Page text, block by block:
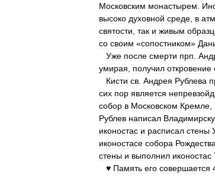
Московским монастырем
высоко духовной среде в
святости так и живым
со своим «сопостником»
Уже после смерти прп
умирая
получил откровение
Кисти св Андрея Рублева
сих пор является
собор в Московском Кремле
Рублев написал
иконостас и расписал стены
иконостасе собора Рождества
стены и выполнил иконостас
♥ Память его совершается